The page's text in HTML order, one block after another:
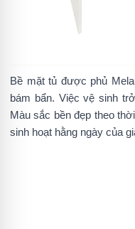
Bề mặt tủ được phủ
bám bẩn. Việc vệ sinh
Màu sắc bền đẹp theo
sinh hoạt hằng ngày của